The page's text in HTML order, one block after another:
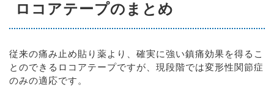
ロコアテープのまとめ
従来の痛み止め貼り薬より、確実に強い鎮痛効果を得るこ
とのできるロコアテープですが、現段階では変形性関節症
のみの適応です。